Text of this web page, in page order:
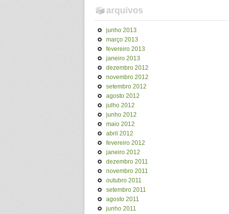
arquivos
junho 2013
março 2013
fevereiro 2013
janeiro 2013
dezembro 2012
novembro 2012
setembro 2012
agosto 2012
julho 2012
junho 2012
maio 2012
abril 2012
fevereiro 2012
janeiro 2012
dezembro 2011
novembro 2011
outubro 2011
setembro 2011
agosto 2011
junho 2011